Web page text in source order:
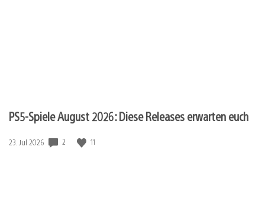
PS5-Spiele August 2026: Diese Releases erwarten euch
Veröffentlichungsdatum:
23. Jul 2026 2 11